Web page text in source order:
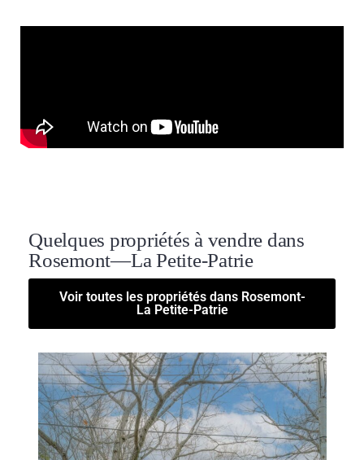
Quelques propriétés à vendre dans
Rosemont—La Petite-Patrie
Voir toutes les propriétés dans Rosemont-
La Petite-Patrie